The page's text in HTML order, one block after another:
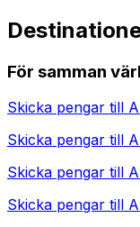
För samman
Skicka pengar till
Skicka pengar till
Skicka pengar till
Skicka pengar till